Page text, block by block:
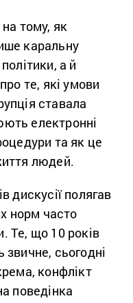
тому, як
каральну
а й
те, які умови
ставала
електронні
та як це
людей.
дискусії полягав
норм часто
Те, що 10 років
сьогодні
конфлікт
поведінка